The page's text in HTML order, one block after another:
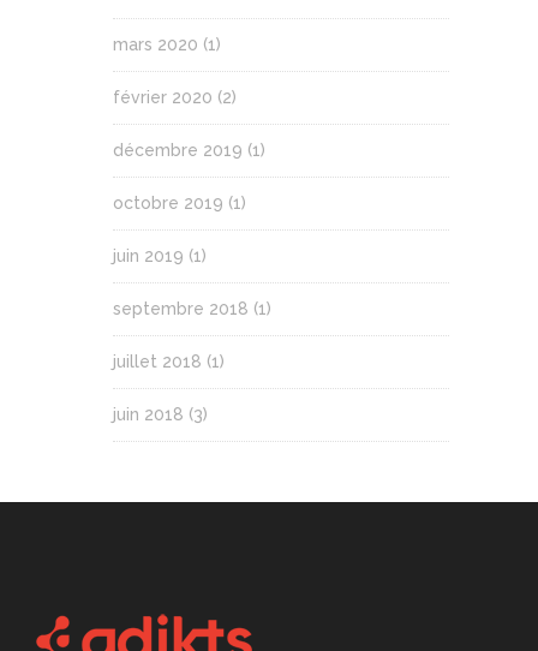
mars 2020 (1)
février 2020 (2)
décembre 2019 (1)
octobre 2019 (1)
juin 2019 (1)
septembre 2018 (1)
juillet 2018 (1)
juin 2018 (3)